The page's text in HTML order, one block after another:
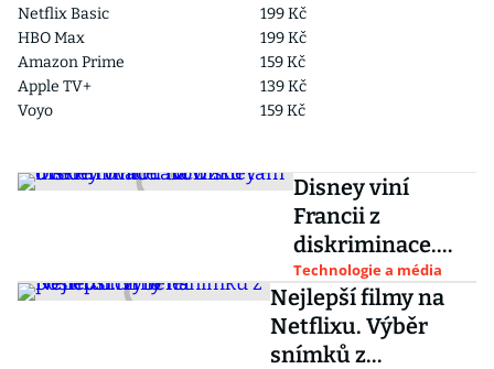
Netflix Basic
199 Kč
HBO Max
199 Kč
Amazon Prime
159 Kč
Apple TV+
139 Kč
Voyo
159 Kč
Disney viní
Francii z
diskriminace.
Novinku tam
uvede rovnou na
Disney+
Technologie a média
Nejlepší filmy na
Netflixu. Výběr
snímků z